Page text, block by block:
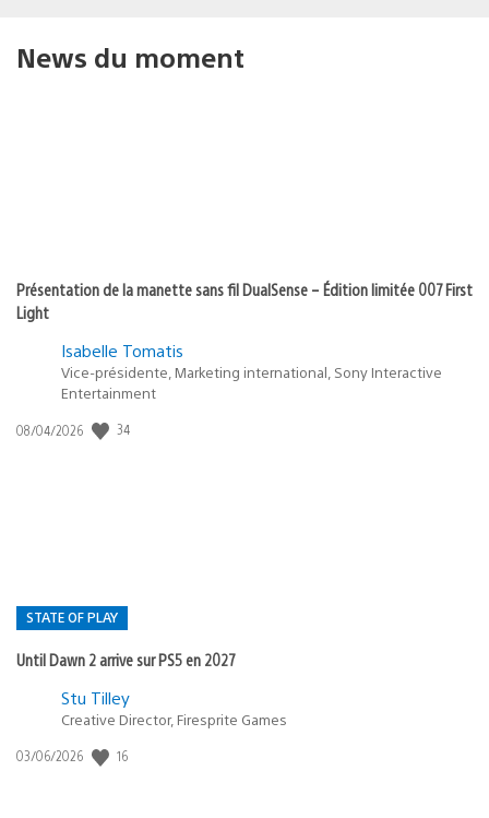
News du moment
Présentation de la manette sans fil DualSense – Édition limitée 007 First
Light
Isabelle Tomatis
Vice-présidente, Marketing international, Sony Interactive
Entertainment
Date
08/04/2026 34
STATE OF PLAY
Until Dawn 2 arrive sur PS5 en 2027
Postée
:
Stu Tilley
Creative Director, Firesprite Games
Date
03/06/2026 16